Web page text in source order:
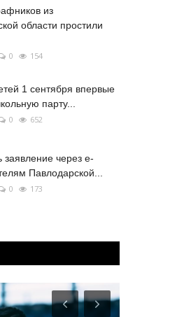
из
области простили
0 154
1 сентября впервые
парту...
0 652
заявление через e-
Павлодарской...
0 173